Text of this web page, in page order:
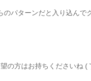
パターンだと入り込んで
の方はお持ちくださいね (